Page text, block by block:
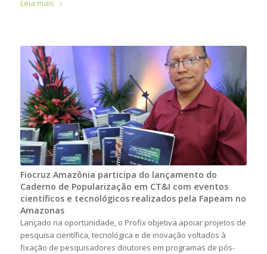
Leia mais
Fiocruz Amazônia participa do lançamento do
Caderno de Popularização em CT&I com eventos
científicos e tecnológicos realizados pela Fapeam no
Amazonas
Lançado na oportunidade, o Profix objetiva apoiar projetos de
pesquisa científica, tecnológica e de inovação voltados à
fixação de pesquisadores doutores em programas de pós-